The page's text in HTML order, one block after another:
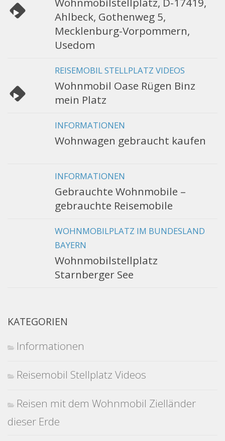
Ahlbeck, Gothenweg 5,
Mecklenburg-Vorpommern,
Usedom
REISEMOBIL STELLPLATZ VIDEOS
Wohnmobil Oase Rügen Binz
mein Platz
INFORMATIONEN
Wohnwagen gebraucht kaufen
INFORMATIONEN
Gebrauchte Wohnmobile –
gebrauchte Reisemobile
WOHNMOBILPLATZ IM BUNDESLAND
BAYERN
Wohnmobilstellplatz
Starnberger See
KATEGORIEN
Informationen
Reisemobil Stellplatz Videos
Reisen mit dem Wohnmobil Zielländer
dieser Erde